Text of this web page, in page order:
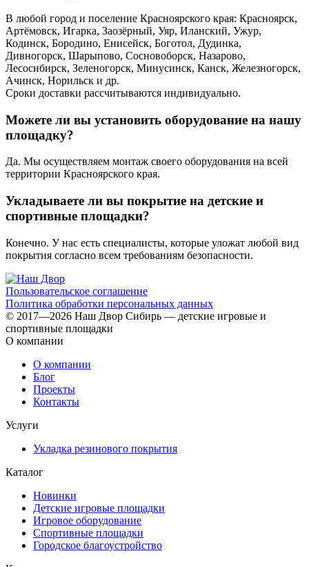
В любой город и поселение Красноярского края: Красноярск,
Артёмовск, Игарка, Заозёрный, Уяр, Иланский, Ужур,
Кодинск, Бородино, Енисейск, Боготол, Дудинка,
Дивногорск, Шарыпово, Сосновоборск, Назарово,
Лесосибирск, Зеленогорск, Минусинск, Канск, Железногорск,
Ачинск, Норильск и др.
Сроки доставки рассчитываются индивидуально.
Можете ли вы установить оборудование на нашу
площадку?
Да. Мы осуществляем монтаж своего оборудования на всей
территории Красноярского края.
Укладываете ли вы покрытие на детские и
спортивные площадки?
Конечно. У нас есть специалисты, которые уложат любой вид
покрытия согласно всем требованиям безопасности.
Пользовательское соглашение
Политика обработки персональных данных
© 2017—2026 Наш Двор Сибирь — детские игровые и
спортивные площадки
О компании
О компании
Блог
Проекты
Контакты
Услуги
Укладка резинового покрытия
Каталог
Новинки
Детские игровые площадки
Игровое оборудование
Спортивные площадки
Городское благоустройство